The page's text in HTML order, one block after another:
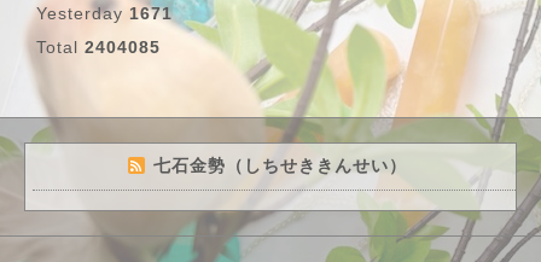
Yesterday 1671
Total 2404085
七石金勢（しちせききんせい）